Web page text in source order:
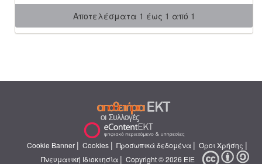
Αποτελέσματα 1 έως 1 από 1
Cookie Banner | Cookies | Προσωπικά δεδομένα | Όροι Χρήσης |
Πνευματική Ιδιοκτησία | Copyright © 2026 ΕΙΕ